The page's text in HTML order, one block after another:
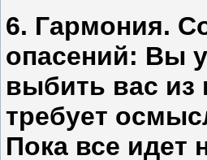
6. Гармония.
опасений: Вы
выбить вас из
требует
Пока все идет